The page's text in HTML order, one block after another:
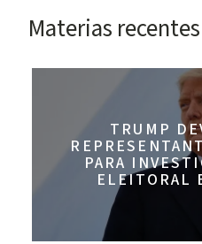
Materias recentes
TRUMP
PARA
ELEITORAL